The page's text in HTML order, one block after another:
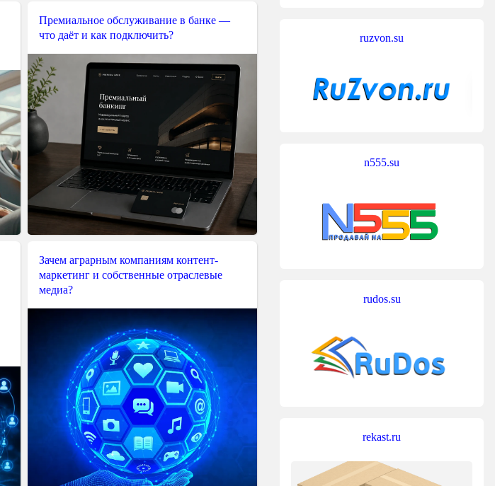
Премиальное обслуживание в банке —
что даёт и как подключить?
Зачем аграрным компаниям контент-
маркетинг и собственные отраслевые
медиа?
ruzvon.su
n555.su
rudos.su
rekast.ru